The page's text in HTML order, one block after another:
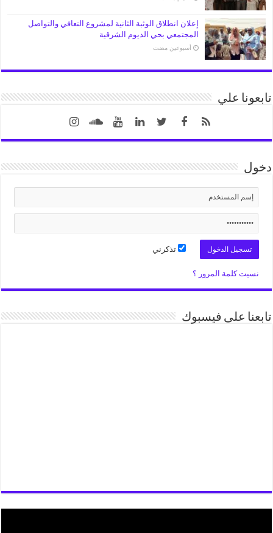
إعلان انطلاق الوثبة الثانية لمشروع التعافي والتواصل
المجتمعي بحي الديوم الشرقية
‏أسبوعين مضت
تابعونا علي
دخول
تذكرني
نسيت كلمة المرور ؟
تابعنا على فيسبوك